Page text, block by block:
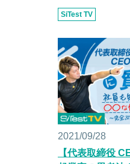
SiTest TV
2021/09/28
【代表取締役